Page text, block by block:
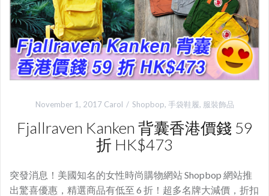
November 1, 2017 Carol Shopbop, 手袋鞋履, 服裝飾品
Fjallraven Kanken 背囊香港價錢 59
折 HK$473
突發消息！美國知名的女性時尚購物網站 Shopbop 網站推
出驚喜優惠，精選商品有低至 6 折！超多名牌大減價，折扣